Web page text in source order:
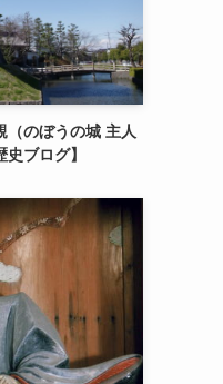
（のぼうの城 主人
ブログ】